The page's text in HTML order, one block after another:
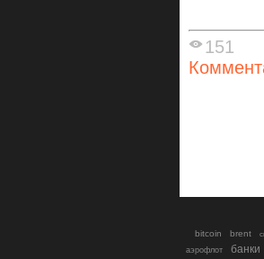
151
bitcoin brent
аэрофлот банки